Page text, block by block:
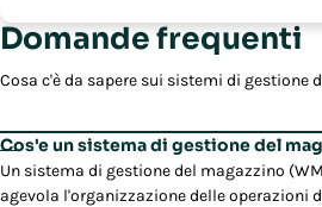
Domande frequenti
Cosa c'è da sapere sui sistemi di gestione
Cos'e un sistema di gestione del
Un sistema di gestione del magazzino
agevola l'organizzazione delle operazioni